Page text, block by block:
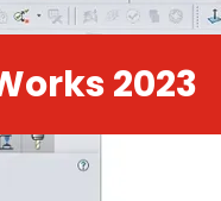
2023